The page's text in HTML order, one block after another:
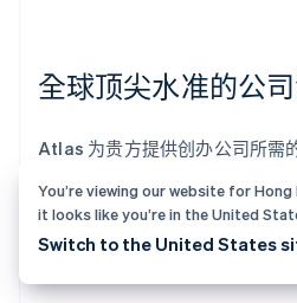
全球顶尖水准的公
Atlas 为贵方提供创办公司所需
的 C 类股份有限公司文件由全
师事务所
Cooley 联合设计，旨
并确保公司获得全方位法律保护
You’re viewing our website for Hong
it looks like you’re in the United
Switch to the United States